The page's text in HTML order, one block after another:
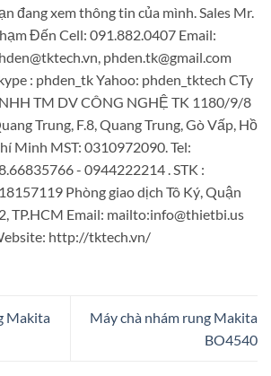
đang xem thông tin của mình. Sales Mr.
Đến Cell: 091.882.0407 Email:
phden.tk@gmail.com
: phden_tk Yahoo: phden_tktech CTy
TM DV CÔNG NGHỆ TK 1180/9/8
Trung, F.8, Quang Trung, Gò Vấp, Hồ
Minh MST: 0310972090. Tel:
- 0944222214 . STK :
Phòng giao dịch Tô Ký, Quận
TP.HCM Email: mailto:info@thietbi.us
http://tktech.vn/
Makita
Máy chà nhám rung Makita
BO4540